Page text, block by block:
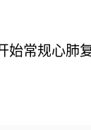
常规心肺复